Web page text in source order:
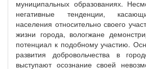
муниципальных образованиях.
негативные тенденции,
населения относительно своего
жизни города, вологжане
потенциал к подобному участию.
развития добровольчества в
выступают осознание своей